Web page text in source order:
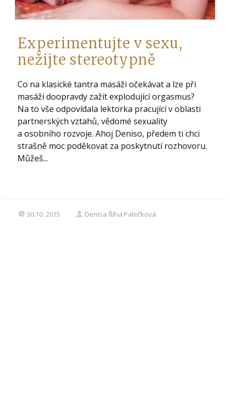
Experimentujte v sexu,
nežijte stereotypně
Co na klasické tantra masáži očekávat a lze při
masáži doopravdy zažít explodující orgasmus?
Na to vše odpovídala lektorka pracující v oblasti
partnerských vztahů, vědomé sexuality
a osobního rozvoje. Ahoj Deniso, předem ti chci
strašně moc poděkovat za poskytnutí rozhovoru.
Můžeš...
30.10. 2015 Denisa Říha Palečková